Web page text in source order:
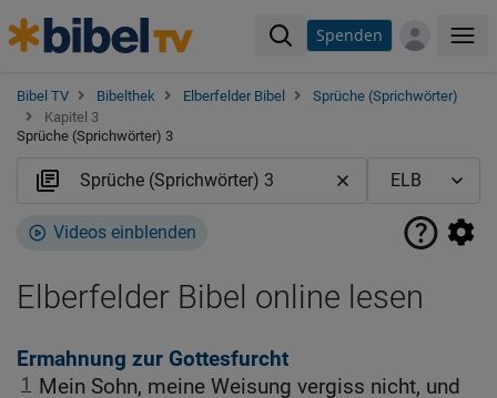
Spenden
Bibel TV Bibelthek Elberfelder Bibel
Sprüche (Sprichwörter)
Kapitel 3
Sprüche (Sprichwörter) 3
Videos einblenden
Elberfelder Bibel online lesen
Ermahnung zur Gottesfurcht
1
Mein Sohn, meine Weisung vergiss nicht, und